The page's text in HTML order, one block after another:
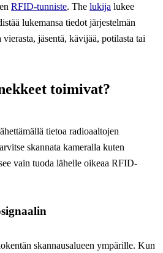
RFID-tunniste. The lukija lukee
lukemansa tiedot järjestelmän
jäsentä, kävijää, potilasta tai
toimivat?
tietoa radioaaltojen
skannata kameralla kuten
vain tuoda lähelle oikeaa RFID-
skannausalueen ympärille. Kun